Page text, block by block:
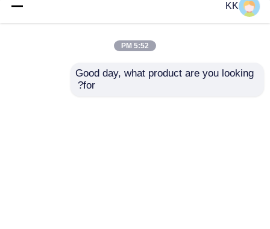
KK
5:52 PM
Good day, what product are you looking
for?